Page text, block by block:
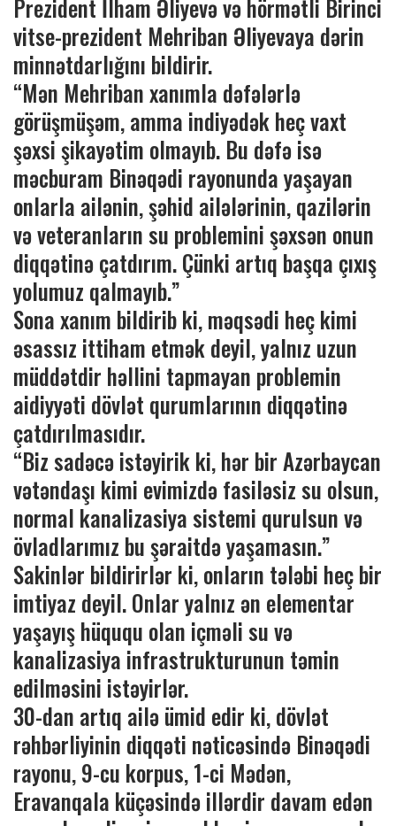
Prezident İlham Əliyevə və hörmətli Birinci
vitse-prezident Mehriban Əliyevaya dərin
minnətdarlığını bildirir.
“Mən Mehriban xanımla dəfələrlə
görüşmüşəm, amma indiyədək heç vaxt
şəxsi şikayətim olmayıb. Bu dəfə isə
məcburam Binəqədi rayonunda yaşayan
onlarla ailənin, şəhid ailələrinin, qazilərin
və veteranların su problemini şəxsən onun
diqqətinə çatdırım. Çünki artıq başqa çıxış
yolumuz qalmayıb.”
Sona xanım bildirib ki, məqsədi heç kimi
əsassız ittiham etmək deyil, yalnız uzun
müddətdir həllini tapmayan problemin
aidiyyəti dövlət qurumlarının diqqətinə
çatdırılmasıdır.
“Biz sadəcə istəyirik ki, hər bir Azərbaycan
vətəndaşı kimi evimizdə fasiləsiz su olsun,
normal kanalizasiya sistemi qurulsun və
övladlarımız bu şəraitdə yaşamasın.”
Sakinlər bildirirlər ki, onların tələbi heç bir
imtiyaz deyil. Onlar yalnız ən elementar
yaşayış hüququ olan içməli su və
kanalizasiya infrastrukturunun təmin
edilməsini istəyirlər.
30-dan artıq ailə ümid edir ki, dövlət
rəhbərliyinin diqqəti nəticəsində Binəqədi
rayonu, 9-cu korpus, 1-ci Mədən,
Eravanqala küçəsində illərdir davam edən